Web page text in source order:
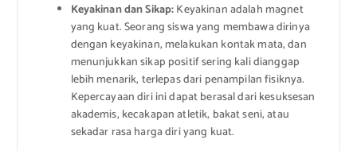
Keyakinan dan Sikap:Keyakinan adalah magnet
yang kuat. Seorang siswa yang membawa dirinya
dengan keyakinan, melakukan kontak mata, dan
menunjukkan sikap positif sering kali dianggap
lebih menarik, terlepas dari penampilan fisiknya.
Kepercayaan diri ini dapat berasal dari kesuksesan
akademis, kecakapan atletik, bakat seni, atau
sekadar rasa harga diri yang kuat.